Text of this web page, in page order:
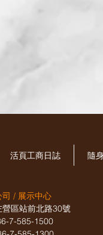
活頁工商日誌 隨
司 / 展示中心
營區站前北路30號
7-585-1500